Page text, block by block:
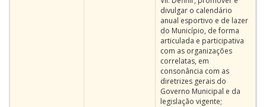
divulgar o calendário
anual esportivo e de lazer
do Município, de forma
articulada e participativa
com as organizações
correlatas, em
consonância com as
diretrizes gerais do
Governo Municipal e da
legislação vigente;